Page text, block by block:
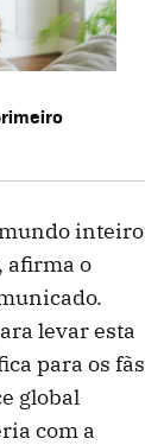
inteiro
afirma o
levar esta
para os fãs
global
com a